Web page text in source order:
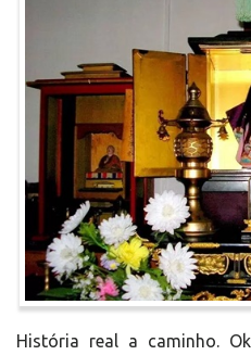
História real a caminho.